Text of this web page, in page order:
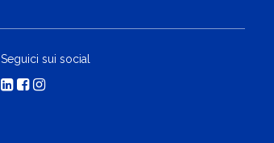
Seguici sui social